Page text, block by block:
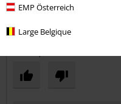
EMP Österreich
Large Belgique
avis vérifié